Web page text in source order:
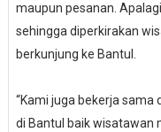
maupun pesanan.
sehingga diperkirakan
berkunjung ke Bantul.
“Kami juga bekerja
di Bantul baik wisatawan